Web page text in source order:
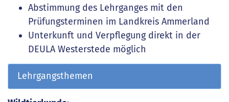
Abstimmung des Lehrganges mit den
Prüfungsterminen im Landkreis Ammerland
Unterkunft und Verpflegung direkt in der
DEULA Westerstede möglich
Lehrgangsthemen